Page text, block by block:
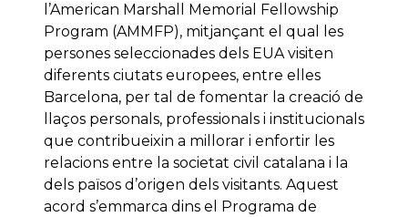
l’American Marshall Memorial Fellowship
Program (AMMFP), mitjançant el qual les
persones seleccionades dels EUA visiten
diferents ciutats europees, entre elles
Barcelona, per tal de fomentar la creació de
llaços personals, professionals i institucionals
que contribueixin a millorar i enfortir les
relacions entre la societat civil catalana i la
dels països d’origen dels visitants. Aquest
acord s’emmarca dins el Programa de